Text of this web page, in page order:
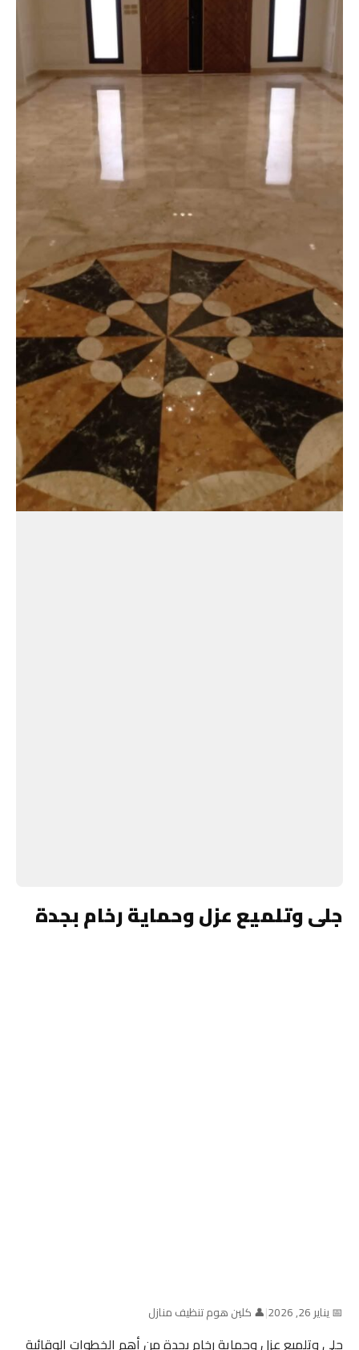
جلى وتلميع عزل وحماية رخام بجدة
📅 يناير 26, 2026 |👤 كلين هوم تنظيف منازل
جلى وتلميع عزل وحماية رخام بجدة من أهم الخطوات الوقائية